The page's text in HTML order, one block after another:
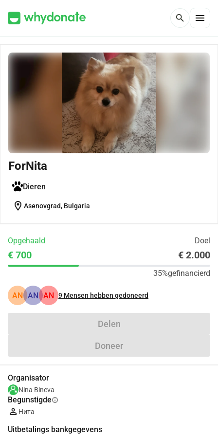
search menu
ForNita
Dieren
location_on Asenovgrad, Bulgaria
Opgehaald Doel
€ 700 € 2.000
35%gefinancierd
AN AN AN 9 Mensen hebben gedoneerd
Delen
Doneer
Organisator
Nina Bineva
Begunstigdeinfo
Нита
Uitbetalings bankgegevens